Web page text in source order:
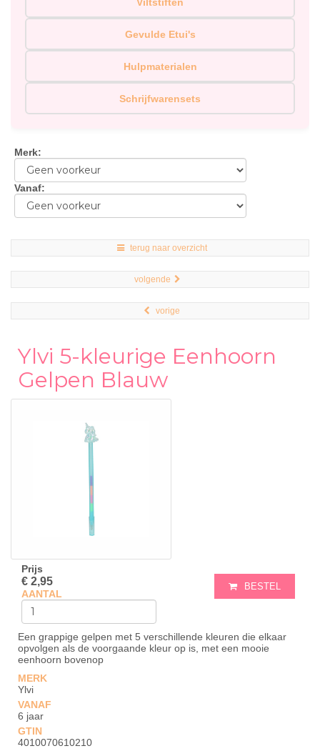
Gevulde Etui's
Hulpmaterialen
Schrijfwarensets
Merk:
Vanaf:
terug naar overzicht
volgende
vorige
Ylvi 5-kleurige Eenhoorn
Gelpen Blauw
Prijs
€ 2,95
AANTAL
BESTEL
Een grappige gelpen met 5 verschillende kleuren die elkaar
opvolgen als de voorgaande kleur op is, met een mooie
eenhoorn bovenop
MERK
Ylvi
VANAF
6 jaar
GTIN
4010070610210